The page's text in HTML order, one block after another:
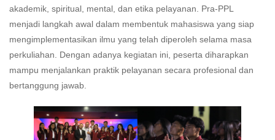
akademik, spiritual, mental, dan etika pelayanan. Pra-PPL
menjadi langkah awal dalam membentuk mahasiswa yang siap
mengimplementasikan ilmu yang telah diperoleh selama masa
perkuliahan. Dengan adanya kegiatan ini, peserta diharapkan
mampu menjalankan praktik pelayanan secara profesional dan
bertanggung jawab.